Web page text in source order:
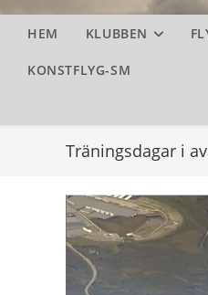
HEM KLUBBEN
KONSTFLYG-SM
Träningsdagar i